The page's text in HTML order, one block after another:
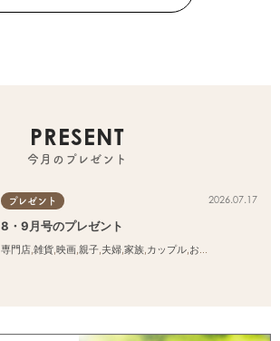
PRESENT
今月のプレゼント
プレゼント 2026.07.17
8・9月号のプレゼント
専門店,雑貨,映画,親子,夫婦,家族,カップル,おひとりさま